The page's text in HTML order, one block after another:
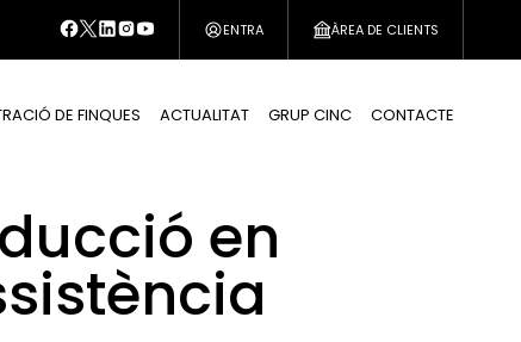
ENTRA ÀREA DE CLIENTS
DE FINQUES ACTUALITAT GRUP CINC CONTACTE
en